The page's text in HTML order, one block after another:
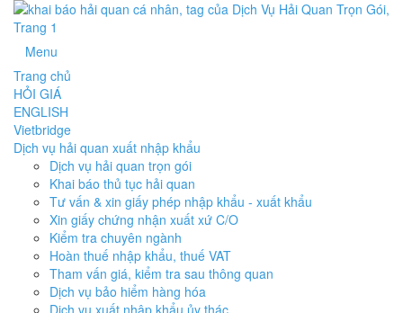
Menu
Trang chủ
HỎI GIÁ
ENGLISH
Vietbridge
Dịch vụ hải quan xuất nhập khẩu
Dịch vụ hải quan trọn gói
Khai báo thủ tục hải quan
Tư vấn & xin giấy phép nhập khẩu - xuất khẩu
Xin giấy chứng nhận xuất xứ C/O
Kiểm tra chuyên ngành
Hoàn thuế nhập khẩu, thuế VAT
Tham vấn giá, kiểm tra sau thông quan
Dịch vụ bảo hiểm hàng hóa
Dịch vụ xuất nhập khẩu ủy thác